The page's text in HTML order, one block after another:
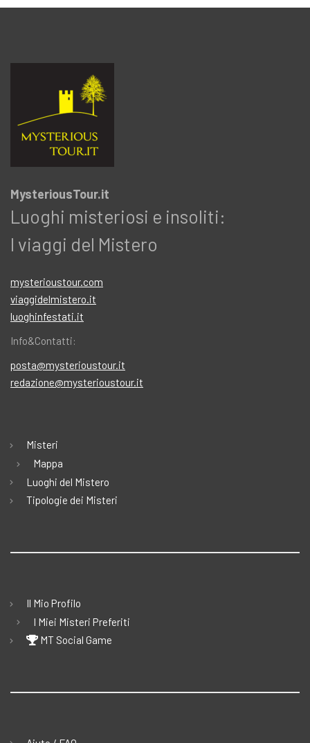
MysteriousTour.it
Luoghi misteriosi e insoliti:
I viaggi del Mistero
mysterioustour.com
viaggidelmistero.it
luoghinfestati.it
Info&Contatti:
posta@mysterioustour.it
redazione@mysterioustour.it
Misteri
Mappa
Luoghi del Mistero
Tipologie dei Misteri
Il Mio Profilo
I Miei Misteri Preferiti
MT Social Game